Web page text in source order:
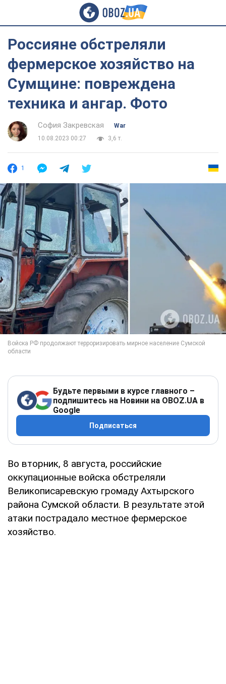
Россияне обстреляли
фермерское хозяйство на
Сумщине: повреждена
техника и ангар. Фото
София Закревская
War
10.08.2023 00:27
3,6 т.
1
Будьте первыми в курсе главного –
подпишитесь на Новини на OBOZ.UA в
Google
Подписаться
Во вторник, 8 августа, российские
оккупационные войска обстреляли
Великописаревскую громаду Ахтырского
района Сумской области. В результате этой
атаки пострадало местное фермерское
хозяйство.